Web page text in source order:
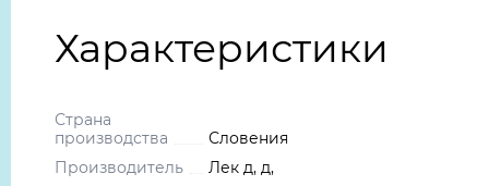
Характеристики
Страна
производства
Словения
Производитель
Лек д, д,